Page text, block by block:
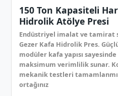
150 Ton Kapasiteli
Hidrolik Atölye Presi
Endüstriyel imalat ve tamirat
Gezer Kafa Hidrolik Pres.
modüler kafa yapısı
maksimum verimlilik sunar.
mekanik testleri
ortağınız